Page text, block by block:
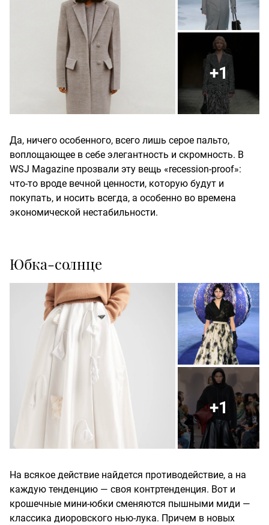
+1
Да, ничего особенного, всего лишь серое пальто,
воплощающее в себе элегантность и скромность. В
WSJ Magazine прозвали эту вещь «recession-proof»:
что-то вроде вечной ценности, которую будут и
покупать, и носить всегда, а особенно во времена
экономической нестабильности.
Юбка-солнце
+1
На всякое действие найдется противодействие, а на
каждую тенденцию — своя контртенденция. Вот и
крошечные мини-юбки сменяются пышными миди —
классика диоровского нью-лука. Причем в новых